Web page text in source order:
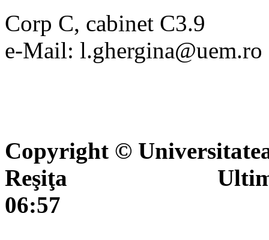
Corp C, cabinet C3.9
e-Mail: l.ghergina@uem.ro
Copyright ©
Reşiţa Ultima
06:57